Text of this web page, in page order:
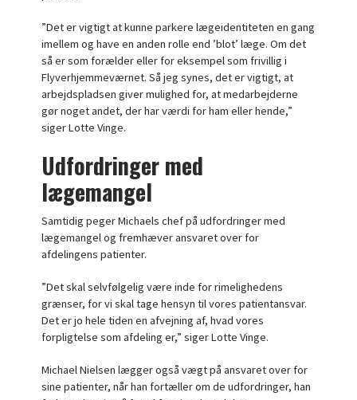
”Det er vigtigt at kunne parkere lægeidentiteten en gang
imellem og have en anden rolle end ’blot’ læge. Om det
så er som forælder eller for eksempel som frivillig i
Flyverhjemmeværnet. Så jeg synes, det er vigtigt, at
arbejdspladsen giver mulighed for, at medarbejderne
gør noget andet, der har værdi for ham eller hende,”
siger Lotte Vinge.
Udfordringer med
lægemangel
Samtidig peger Michaels chef på udfordringer med
lægemangel og fremhæver ansvaret over for
afdelingens patienter.
”Det skal selvfølgelig være inde for rimelighedens
grænser, for vi skal tage hensyn til vores patientansvar.
Det er jo hele tiden en afvejning af, hvad vores
forpligtelse som afdeling er,” siger Lotte Vinge.
Michael Nielsen lægger også vægt på ansvaret over for
sine patienter, når han fortæller om de udfordringer, han